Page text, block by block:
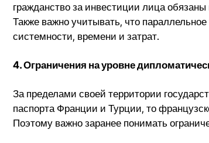
гражданство за инвестиции лица
Также важно учитывать, что
системности, времени и затрат.
4. Ограничения на уровне
За пределами своей территории
паспорта Франции и Турции, то
Поэтому важно заранее понимать